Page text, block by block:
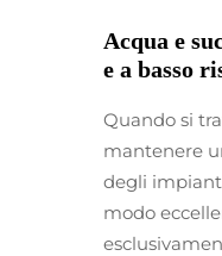
Acqua e
e a basso
Quando si
mantenere
degli
modo